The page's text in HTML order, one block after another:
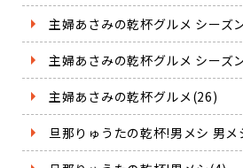
主婦あさみの乾杯グルメ シーズ
主婦あさみの乾杯グルメ シーズ
主婦あさみの乾杯グルメ(26)
旦那りゅうたの乾杯!男メシ 男